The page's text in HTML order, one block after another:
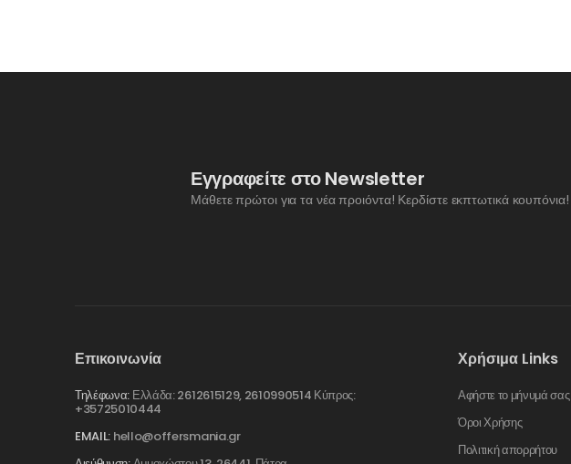
Εγγραφείτε στο Newsletter
Μάθετε πρώτοι για τα νέα προιόντα! Κερδίστε εκπτωτικά κουπόνια!
Επικοινωνία
Τηλέφωνα: Ελλάδα: 2612615129, 2610990514 Κύπρος:
+35725010444
EMAIL: hello@offersmania.gr
Χρήσιμα Links
Αφήστε το μήνυμά σας
Όροι Χρήσης
Πολιτική απορρήτου